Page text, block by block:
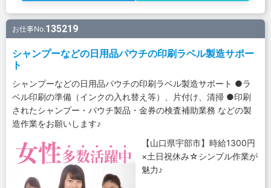
お仕事No.135219
シャンプーなどの日用品パウチの印刷ラベル製造サポー
ト
シャンプーなどの日用品パウチの印刷ラベル製造サポート ●ラ
ベル印刷の準備（インクの入れ替え等）、片付け、清掃 ●印刷
されたシャンプー・パウチ製品・金券の検査補助業務 などの製
造作業をお願いします♪
【山口県宇部市】時給1300円
×土日祝休み☆シンプル作業が
魅力♪